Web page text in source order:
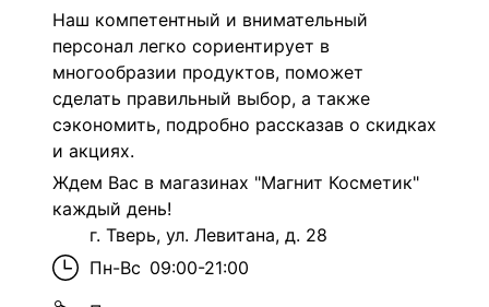
Наш компетентный и внимательный
персонал легко сориентирует в
многообразии продуктов, поможет
сделать правильный выбор, а также
сэкономить, подробно рассказав о скидках
и акциях.
Ждем Вас в магазинах "Магнит Косметик"
каждый день!
г. Тверь, ул. Левитана, д. 28
Пн-Вс 09:00-21:00